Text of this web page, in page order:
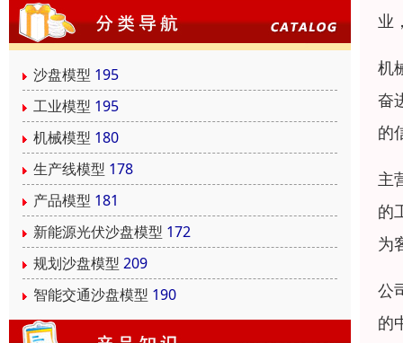
沙盘模型 195
工业模型 195
机械模型 180
生产线模型 178
产品模型 181
新能源光伏沙盘模型 172
规划沙盘模型 209
智能交通沙盘模型 190
业
机
奋
的
主
的
为
公
的